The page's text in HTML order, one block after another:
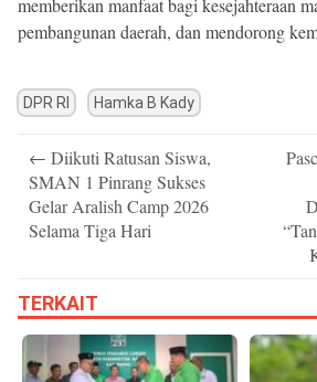
memberikan manfaat bagi kesejahteraan
pembangunan daerah, dan mendorong
DPR RI Hamka B Kady
navigation
← Diikuti Ratusan Siswa,
SMAN 1 Pinrang Sukses
Gelar Aralish Camp 2026
Selama Tiga Hari
TERKAIT